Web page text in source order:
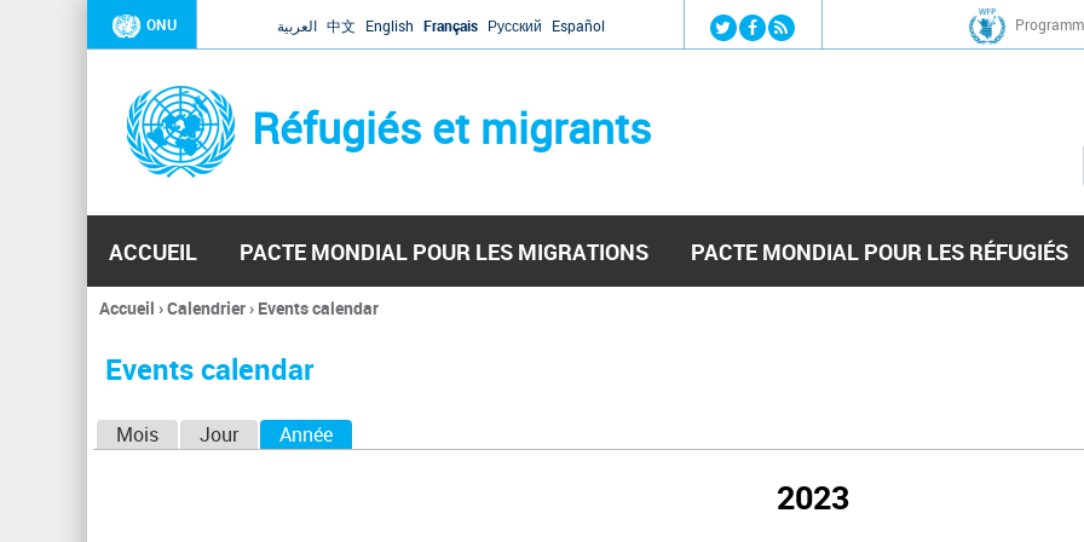
Jump to navigation
ONU العربية 中文 English Français Русский Español
Réfugiés et migrants
ACCUEIL PACTE MONDIAL POUR LES MIGRATIONS PACTE MONDIAL POUR LES RÉFUGIÉS
Vous
ici
Accueil ›Calendrier› Events calendar
Events calendar
Mois Jour Année
2023